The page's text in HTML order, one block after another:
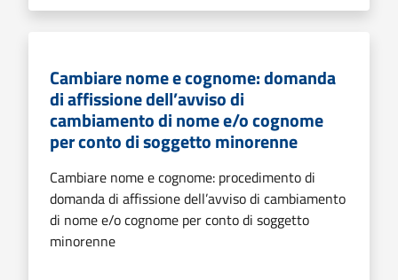
Cambiare nome e cognome: domanda
di affissione dell’avviso di
cambiamento di nome e/o cognome
per conto di soggetto minorenne
Cambiare nome e cognome: procedimento di
domanda di affissione dell’avviso di cambiamento
di nome e/o cognome per conto di soggetto
minorenne